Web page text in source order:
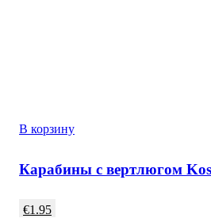
В корзину
Карабины с вертлюгом
€1.95